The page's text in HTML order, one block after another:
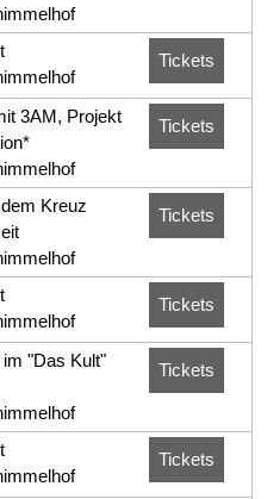
Tickets
Tickets
3AM, Projekt
Tickets
Kreuz
Tickets
Tickets
"Das Kult"
Tickets